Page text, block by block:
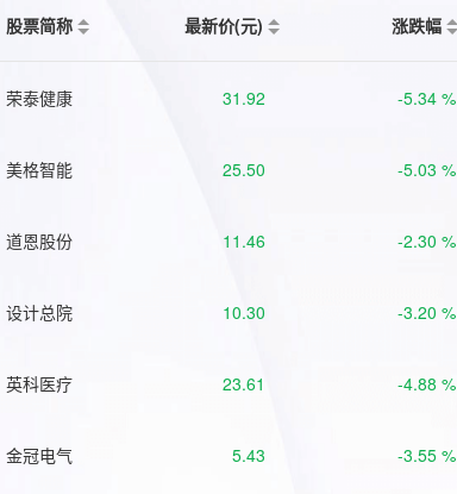
股票简称 最新价(元) 涨跌幅
荣泰健康 31.92 -5.34 %
美格智能 25.50 -5.03 %
道恩股份 11.46 -2.30 %
设计总院 10.30 -3.20 %
英科医疗 23.61 -4.88 %
金冠电气 5.43 -3.55 %